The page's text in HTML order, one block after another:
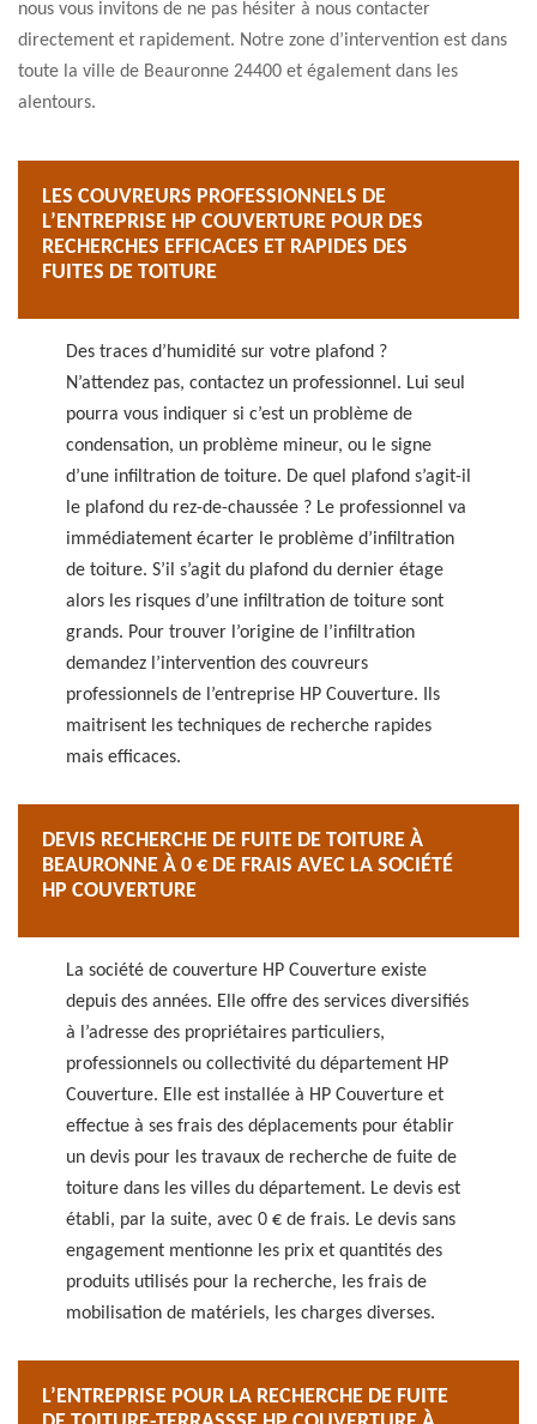
nous vous invitons de ne pas hésiter à nous contacter
directement et rapidement. Notre zone d’intervention est dans
toute la ville de Beauronne 24400 et également dans les
alentours.
LES COUVREURS PROFESSIONNELS DE
L’ENTREPRISE HP COUVERTURE POUR DES
RECHERCHES EFFICACES ET RAPIDES DES
FUITES DE TOITURE
Des traces d’humidité sur votre plafond ?
N’attendez pas, contactez un professionnel. Lui seul
pourra vous indiquer si c’est un problème de
condensation, un problème mineur, ou le signe
d’une infiltration de toiture. De quel plafond s’agit-il
le plafond du rez-de-chaussée ? Le professionnel va
immédiatement écarter le problème d’infiltration
de toiture. S’il s’agit du plafond du dernier étage
alors les risques d’une infiltration de toiture sont
grands. Pour trouver l’origine de l’infiltration
demandez l’intervention des couvreurs
professionnels de l’entreprise HP Couverture. Ils
maitrisent les techniques de recherche rapides
mais efficaces.
DEVIS RECHERCHE DE FUITE DE TOITURE À
BEAURONNE À 0 € DE FRAIS AVEC LA SOCIÉTÉ
HP COUVERTURE
La société de couverture HP Couverture existe
depuis des années. Elle offre des services diversifiés
à l’adresse des propriétaires particuliers,
professionnels ou collectivité du département HP
Couverture. Elle est installée à HP Couverture et
effectue à ses frais des déplacements pour établir
un devis pour les travaux de recherche de fuite de
toiture dans les villes du département. Le devis est
établi, par la suite, avec 0 € de frais. Le devis sans
engagement mentionne les prix et quantités des
produits utilisés pour la recherche, les frais de
mobilisation de matériels, les charges diverses.
L’ENTREPRISE POUR LA RECHERCHE DE FUITE